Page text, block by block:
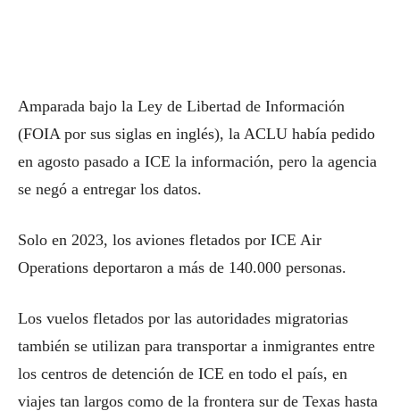
Amparada bajo la Ley de Libertad de Información
(FOIA por sus siglas en inglés), la ACLU había pedido
en agosto pasado a ICE la información, pero la agencia
se negó a entregar los datos.
Solo en 2023, los aviones fletados por ICE Air
Operations deportaron a más de 140.000 personas.
Los vuelos fletados por las autoridades migratorias
también se utilizan para transportar a inmigrantes entre
los centros de detención de ICE en todo el país, en
viajes tan largos como de la frontera sur de Texas hasta